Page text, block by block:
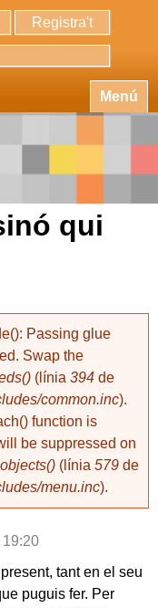
Registra't
Menú
qui
Passing glue
Swap the
(línia 394 de
common.inc).
function is
be suppressed on
(línia 579 de
menu.inc).
19:20
tant en el seu
puguis fer. Per